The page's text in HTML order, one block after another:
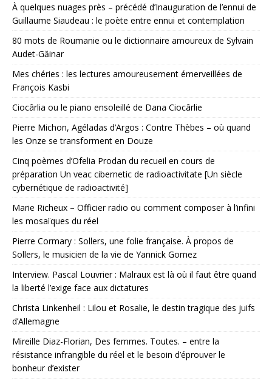
À quelques nuages près – précédé d’Inauguration de l’ennui de
Guillaume Siaudeau : le poète entre ennui et contemplation
80 mots de Roumanie ou le dictionnaire amoureux de Sylvain
Audet-Găinar
Mes chéries : les lectures amoureusement émerveillées de
François Kasbi
Ciocârlia ou le piano ensoleillé de Dana Ciocârlie
Pierre Michon, Agéladas d’Argos : Contre Thèbes – où quand
les Onze se transforment en Douze
Cinq poèmes d’Ofelia Prodan du recueil en cours de
préparation Un veac cibernetic de radioactivitate [Un siècle
cybernétique de radioactivité]
Marie Richeux – Officier radio ou comment composer à l’infini
les mosaïques du réel
Pierre Cormary : Sollers, une folie française. À propos de
Sollers, le musicien de la vie de Yannick Gomez
Interview. Pascal Louvrier : Malraux est là où il faut être quand
la liberté l’exige face aux dictatures
Christa Linkenheil : Lilou et Rosalie, le destin tragique des juifs
d’Allemagne
Mireille Diaz-Florian, Des femmes. Toutes. – entre la
résistance infrangible du réel et le besoin d’éprouver le
bonheur d’exister